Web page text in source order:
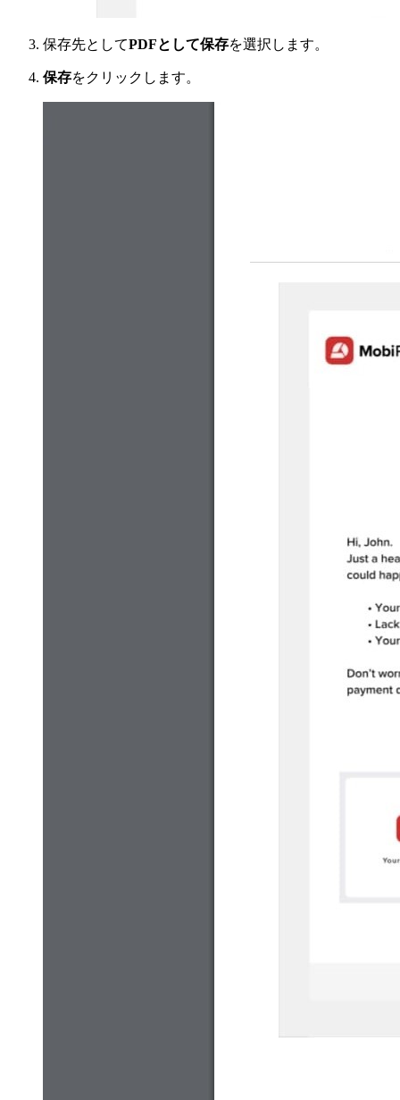
保存先としてPDFとして保存を選択します。
保存をクリックします。